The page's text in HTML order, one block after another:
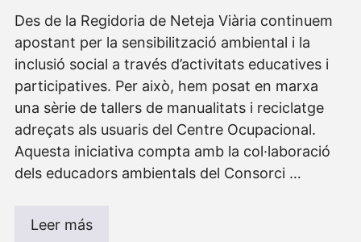
Des de la Regidoria de Neteja Viària continuem
apostant per la sensibilització ambiental i la
inclusió social a través d’activitats educatives i
participatives. Per això, hem posat en marxa
una sèrie de tallers de manualitats i reciclatge
adreçats als usuaris del Centre Ocupacional.
Aquesta iniciativa compta amb la col·laboració
dels educadors ambientals del Consorci …
Leer más